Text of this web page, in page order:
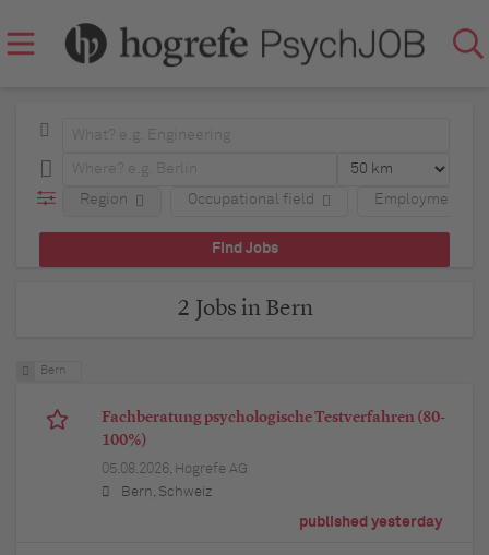
Occupational field Employment
Region
2 Jobs in Bern
Bern
Fachberatung psychologische Testverfahren (80-
100%)
05.08.2026, Hogrefe AG
Bern, Schweiz
published yesterday